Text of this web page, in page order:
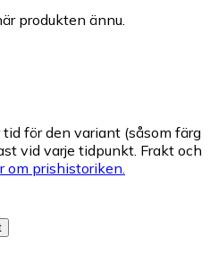
produkten ännu.
för den variant (såsom färg
vid varje tidpunkt. Frakt och
om prishistoriken.